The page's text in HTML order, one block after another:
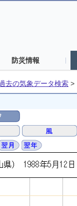
防災情報
去の気象データ検索 >